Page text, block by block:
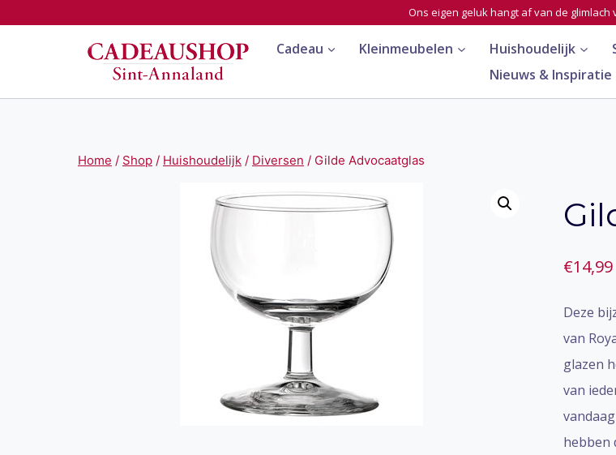
Ons eigen geluk hangt af van de glimlach
Cadeau Kleinmeubelen Huishoudelijk
Nieuws & Inspiratie
Home / Shop / Huishoudelijk / Diversen / Gilde Advocaatglas
€14,99
Deze
van
glazen
van
hebben